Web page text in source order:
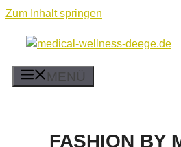
Zum Inhalt springen
MENÜ
FASHION BY